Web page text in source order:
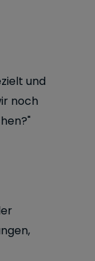
und
noch